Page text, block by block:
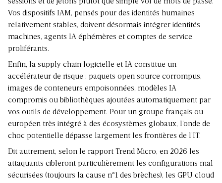
sessions et de jetons plutôt que simple vol de mots de passe.
Vos dispositifs IAM, pensés pour des identités humaines
relativement stables, doivent désormais intégrer identités
machines, agents IA éphémères et comptes de service
proliférants.
Enfin, la supply chain logicielle et IA constitue un
accélérateur de risque : paquets open source corrompus,
images de conteneurs empoisonnées, modèles IA
compromis ou bibliothèques ajoutées automatiquement par
vos outils de développement. Pour un groupe français ou
européen très intégré à des écosystèmes globaux, l’onde de
choc potentielle dépasse largement les frontières de l’IT.
Dit autrement, selon le rapport Trend Micro, en 2026 les
attaquants cibleront particulièrement les configurations mal
sécurisées (toujours la cause n°1 des brèches), les GPU cloud